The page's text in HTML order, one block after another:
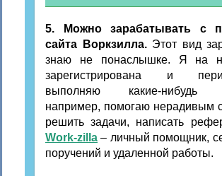
5. Можно зарабатывать с
сайта Воркзилла.Этот вид
знаю не понаслышке. Я на
зарегистрирована и
выполняю какие-нибудь
например, помогаю нерадивым
решить задачи, написать
Work-zilla – личный помощник,
поручений и удаленной работы.